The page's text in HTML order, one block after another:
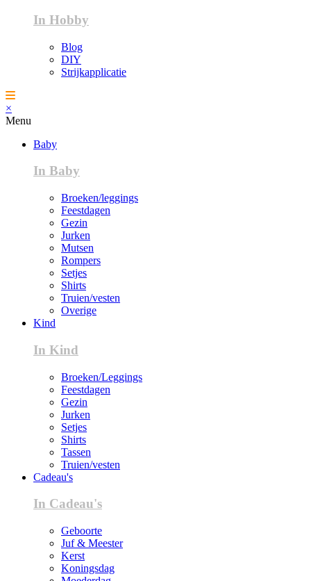
In Hobby
Blog
DIY
Strijkapplicatie
×
Menu
Baby
In Baby
Broeken/leggings
Feestdagen
Gezin
Jurken
Mutsen
Rompers
Setjes
Shirts
Truien/vesten
Overige
Kind
In Kind
Broeken/Leggings
Feestdagen
Gezin
Jurken
Setjes
Shirts
Tassen
Truien/vesten
Cadeau's
In Cadeau's
Geboorte
Juf & Meester
Kerst
Koningsdag